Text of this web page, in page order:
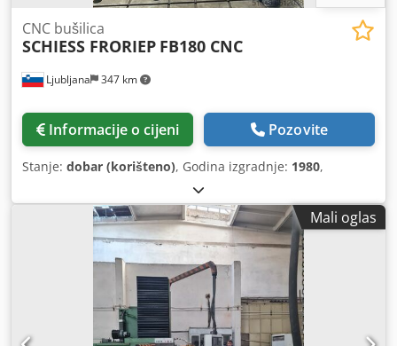
Ljubljana 347 km
CNC bušilica
SCHIESS FRORIEP FB180 CNC
Informacije o cijeni Pozovite
Stanje: dobar (korišteno), Godina izgradnje: 1980,
Mali oglas